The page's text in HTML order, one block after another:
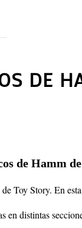
DE
de Hamm
Toy Story. En
en distintas